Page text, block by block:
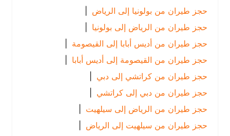
حجز طيران من بولونيا إلى الرياض
|
حجز طيران من الرياض إلى بولونيا
|
حجز طيران من أديس أبابا إلى القيصومة |
حجز طيران من القيصومة إلى أديس أبابا |
حجز طيران من كراتشي إلى دبي |
حجز طيران من دبي إلى كراتشي |
حجز طيران من الرياض إلى سيلهيت |
حجز طيران من سيلهيت إلى الرياض
|